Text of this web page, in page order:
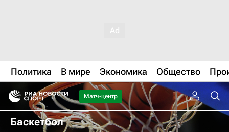
Политика В мире Экономика Общество
Матч-центр
Баскетбол